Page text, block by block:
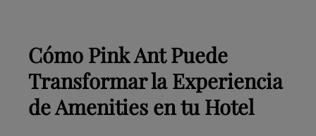
Cómo Pink Ant Puede
Transformar la Experiencia
de Amenities en tu Hotel